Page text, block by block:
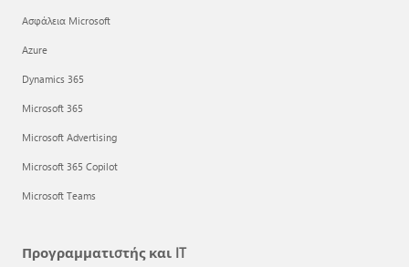
Ασφάλεια Microsoft
Azure
Dynamics 365
Microsoft 365
Microsoft Advertising
Microsoft 365 Copilot
Microsoft Teams
Προγραμματιστής και IT